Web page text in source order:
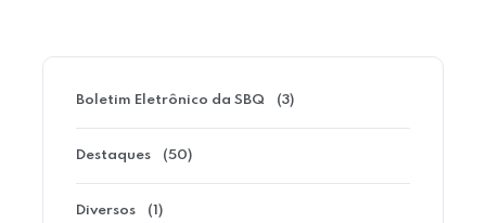
Boletim Eletrônico da SBQ (3)
Destaques (50)
Diversos (1)